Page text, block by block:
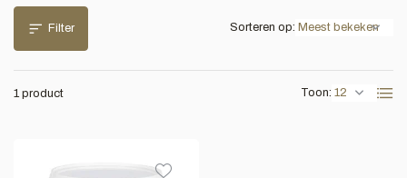
Filter
1 product Toon:
Sorteren op: